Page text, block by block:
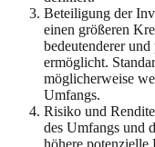
Beteiligung der
einen größeren
bedeutenderer
ermöglicht.
möglicherweise
Umfangs.
Risiko und
des Umfangs und